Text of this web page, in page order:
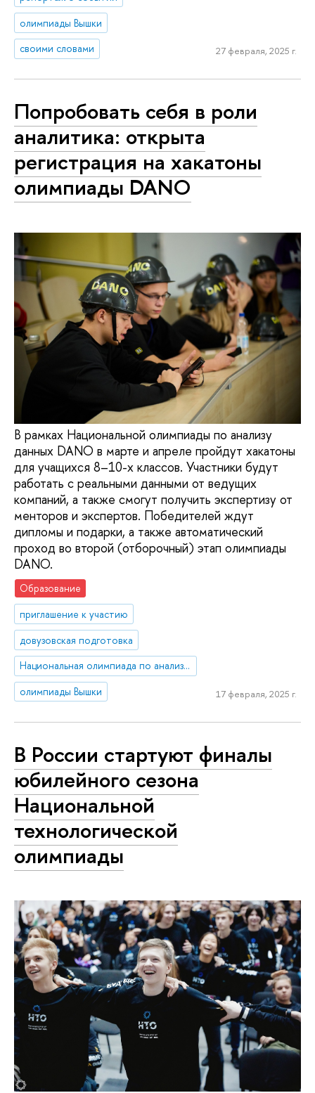
олимпиады Вышки
своими словами
27 февраля, 2025 г.
Попробовать себя в роли
аналитика: открыта
регистрация на хакатоны
олимпиады DANO
В рамках Национальной олимпиады по анализу
данных DANO в марте и апреле пройдут хакатоны
для учащихся 8–10-х классов. Участники будут
работать с реальными данными от ведущих
компаний, а также смогут получить экспертизу от
менторов и экспертов. Победителей ждут
дипломы и подарки, а также автоматический
проход во второй (отборочный) этап олимпиады
DANO.
Образование
приглашение к участию
довузовская подготовка
Национальная олимпиада по анализу данных «DANO»
олимпиады Вышки
17 февраля, 2025 г.
В России стартуют финалы
юбилейного сезона
Национальной
технологической
олимпиады